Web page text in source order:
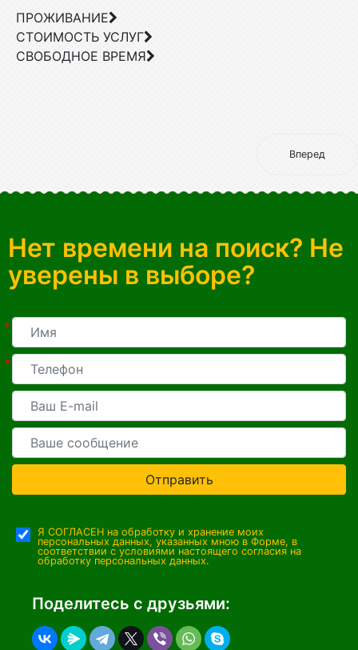
ПРОЖИВАНИЕ
СТОИМОСТЬ УСЛУГ
СВОБОДНОЕ ВРЕМЯ
Вперед
Нет времени на поиск? Не
уверены в выборе?
*
*
Отправить
Я СОГЛАСЕН на обработку и хранение моих
персональных данных, указанных мною в Форме, в
соответствии с условиями настоящего согласия на
обработку персональных данных.
Поделитесь с друзьями: